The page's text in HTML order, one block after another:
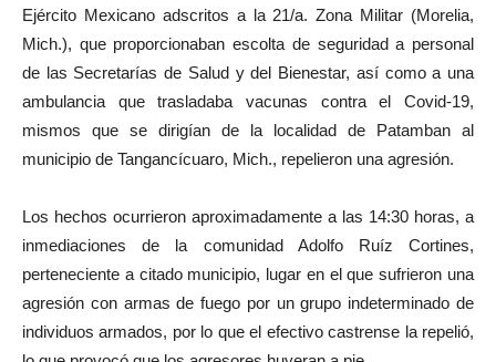
Ejército Mexicano adscritos a la 21/a. Zona Militar (Morelia,
Mich.), que proporcionaban escolta de seguridad a personal
de las Secretarías de Salud y del Bienestar, así como a una
ambulancia que trasladaba vacunas contra el Covid-19,
mismos que se dirigían de la localidad de Patamban al
municipio de Tangancícuaro, Mich., repelieron una agresión.
Los hechos ocurrieron aproximadamente a las 14:30 horas, a
inmediaciones de la comunidad Adolfo Ruíz Cortines,
perteneciente a citado municipio, lugar en el que sufrieron una
agresión con armas de fuego por un grupo indeterminado de
individuos armados, por lo que el efectivo castrense la repelió,